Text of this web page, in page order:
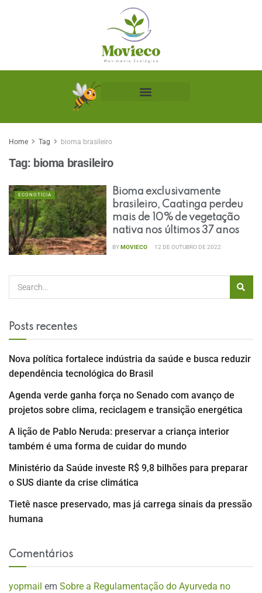
Home Tag bioma brasileiro
Tag: bioma brasileiro
ECONOTÍCIA
Bioma exclusivamente
brasileiro, Caatinga perdeu
mais de 10% de vegetação
nativa nos últimos 37 anos
BYMOVIECO 12 DE OUTUBRO DE 2022
Posts recentes
Nova política fortalece indústria da saúde e busca reduzir
dependência tecnológica do Brasil
Agenda verde ganha força no Senado com avanço de
projetos sobre clima, reciclagem e transição energética
A lição de Pablo Neruda: preservar a criança interior
também é uma forma de cuidar do mundo
Ministério da Saúde investe R$ 9,8 bilhões para preparar
o SUS diante da crise climática
Tietê nasce preservado, mas já carrega sinais da pressão
humana
Comentários
yopmail em Sobre a Regulamentação do Ayurveda no